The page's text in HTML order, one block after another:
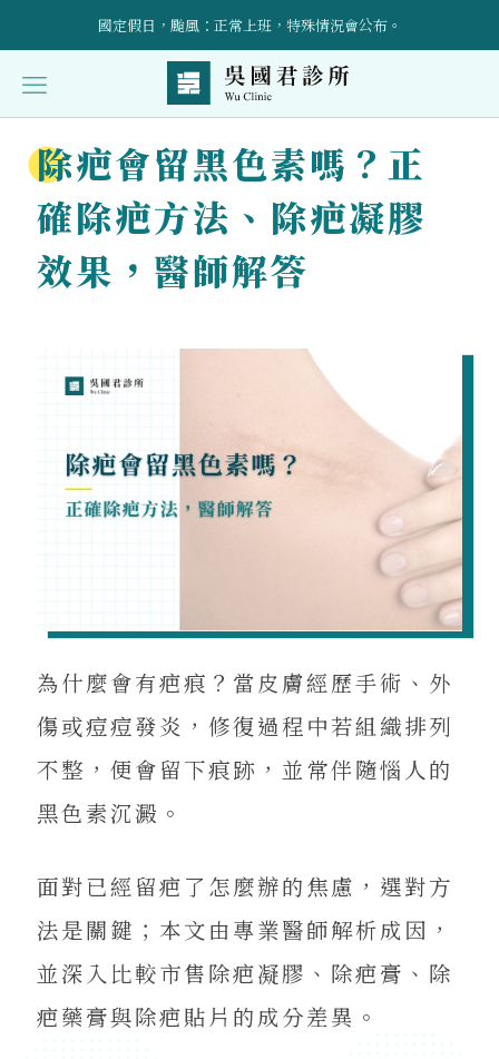
國定假日，颱風：正常上班，特殊情況會公布。
立即預約！請加入官方LINE帳號：@wuclinic 。
引進預防醫學點滴輸液治療、AI骨密設備，詳情請洽櫃檯～
受傷後的康復護理與自我照顧技巧全面指導
除疤會留黑色素嗎？正
確除疤方法、除疤凝膠
效果，醫師解答
為什麼會有疤痕？當皮膚經歷手術、外
傷或痘痘發炎，修復過程中若組織排列
不整，便會留下痕跡，並常伴隨惱人的
黑色素沉澱。
面對已經留疤了怎麼辦的焦慮，選對方
法是關鍵；本文由專業醫師解析成因，
並深入比較市售除疤凝膠、除疤膏、除
疤藥膏與除疤貼片的成分差異。